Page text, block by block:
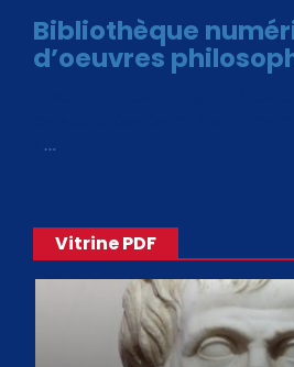
Bibliothèque
d’oeuvres
…
Vitrine PDF